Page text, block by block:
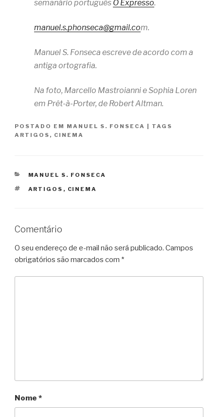
semanário português O Expresso.
manuel.s.phonseca@gmail.com.
Manuel S. Fonseca escreve de acordo com a
antiga ortografia.
Na foto, Marcello Mastroianni e Sophia Loren
em Prêt-à-Porter, de Robert Altman.
POSTADO EM MANUEL S. FONSECA
TAGS
ARTIGOS , CINEMA
CATEGORIAS
MANUEL S. FONSECA
TAGS
ARTIGOS , CINEMA
Comentário
O seu endereço de e-mail não será publicado. Campos
obrigatórios são marcados com *
Nome *